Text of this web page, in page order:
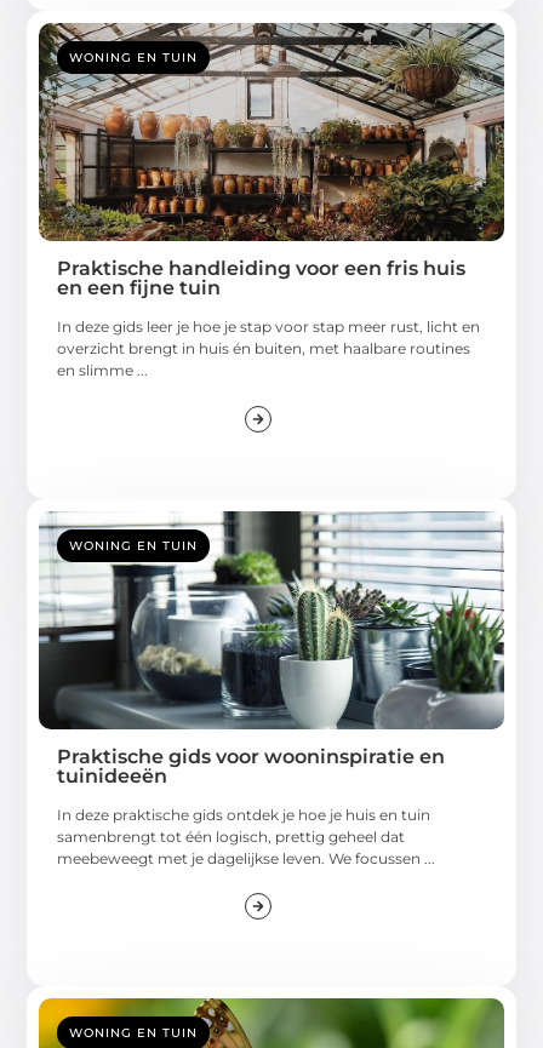
WONING EN TUIN
Praktische handleiding voor een fris huis
en een fijne tuin
In deze gids leer je hoe je stap voor stap meer rust, licht en
overzicht brengt in huis én buiten, met haalbare routines
en slimme ...
WONING EN TUIN
Praktische gids voor wooninspiratie en
tuinideeën
In deze praktische gids ontdek je hoe je huis en tuin
samenbrengt tot één logisch, prettig geheel dat
meebeweegt met je dagelijkse leven. We focussen ...
WONING EN TUIN